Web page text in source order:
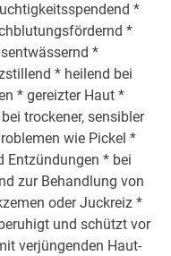
*
*
*
* heilend bei
* gereizter Haut *
trockener, sensibler
wie Pickel *
Entzündungen * bei
zur Behandlung von
oder Juckreiz *
und schützt vor
verjüngenden Haut-